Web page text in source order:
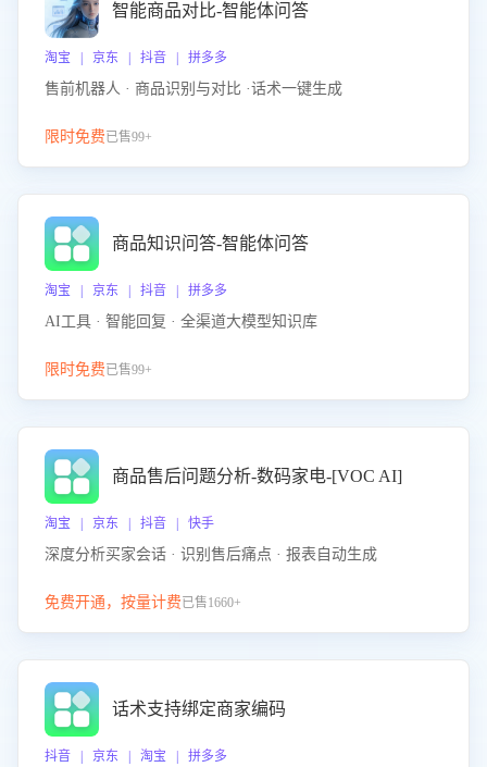
智能商品对比-智能体问答
淘宝 | 京东 | 抖音 | 拼多多
售前机器人 · 商品识别与对比 ·话术一键生成
限时免费已售99+
商品知识问答-智能体问答
淘宝 | 京东 | 抖音 | 拼多多
AI工具 · 智能回复 · 全渠道大模型知识库
限时免费已售99+
商品售后问题分析-数码家电-[VOC AI]
淘宝 | 京东 | 抖音 | 快手
深度分析买家会话 · 识别售后痛点 · 报表自动生成
免费开通，按量计费已售1660+
话术支持绑定商家编码
抖音 | 京东 | 淘宝 | 拼多多